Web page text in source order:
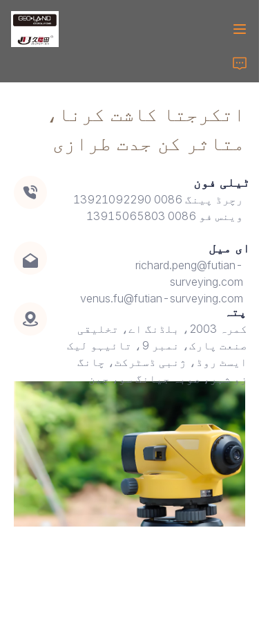
اتکرجتا کاشت کرنا،
متاثر کن جدت طرازی
ٹیلی فون
ای میل
پتہ
رچرڈ پینگ 0086 13921092290
وینس فو 0086 13915065803
richard.peng@futian-
surveying.com
venus.fu@futian-surveying.com
کمرہ 2003، بلڈنگ اے، تخلیقی
صنعت پارک، نمبر 9، تائیہو لیک
ایسٹ روڈ، ژنبی ڈسٹرکٹ، چانگ
زو شہر، صوبہ جیانگ سو، چین
سروے کا آلہ
سروے کے لوازمات
لیزر آلات
لیزر لوازمات
ہمارے بارے میں
ہم سے رابطہ کریں۔
UR